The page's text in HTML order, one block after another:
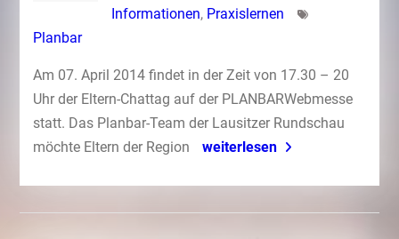
Informationen, Praxislernen
Planbar
Am 07. April 2014 findet in der Zeit von 17.30 – 20
Uhr der Eltern-Chattag auf der PLANBARWebmesse
statt. Das Planbar-Team der Lausitzer Rundschau
möchte Eltern der Region
weiterlesen